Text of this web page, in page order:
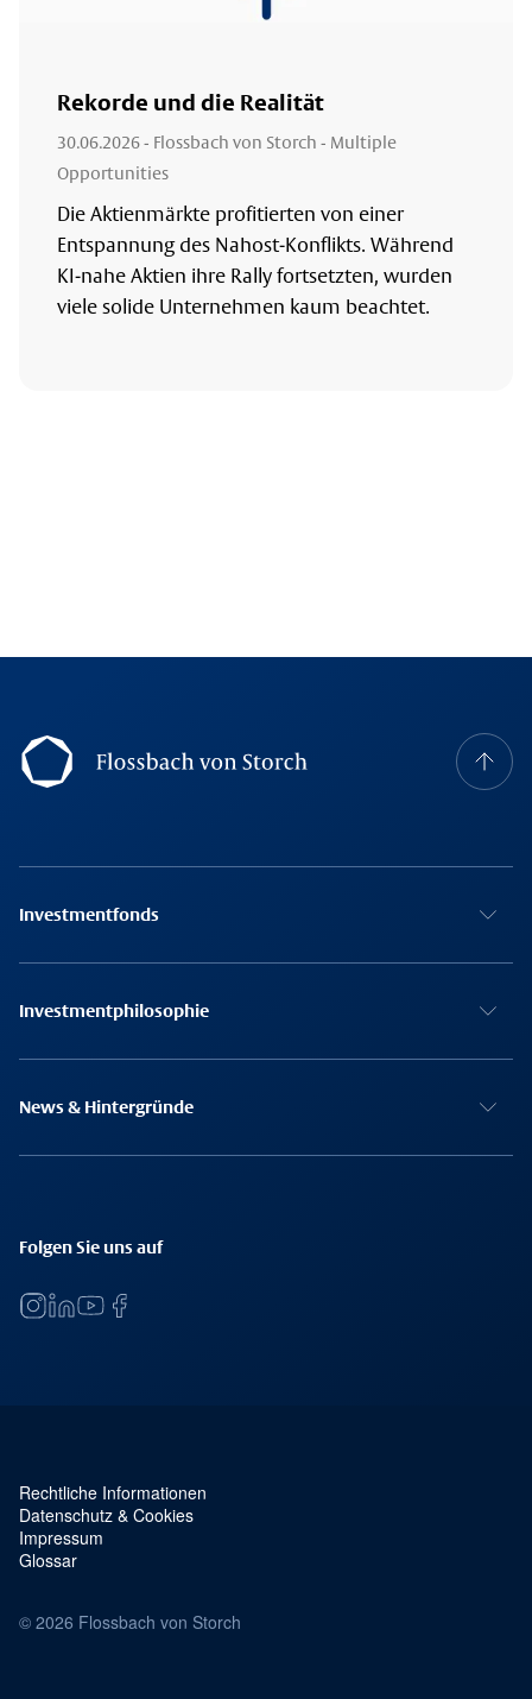
Rekorde und die Realität
30.06.2026- Flossbach von Storch - Multiple
Opportunities
Die Aktienmärkte profitierten von einer
Entspannung des Nahost-Konflikts. Während
KI-nahe Aktien ihre Rally fortsetzten, wurden
viele solide Unternehmen kaum beachtet.
Footer Navigation
Investmentfonds
Investmentphilosophie
News & Hintergründe
Folgen Sie uns auf
Service Navigation und rechtliches
Rechtliche Informationen
Datenschutz & Cookies
Impressum
Glossar
© 2026 Flossbach von Storch